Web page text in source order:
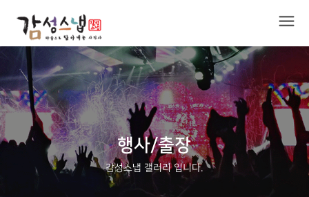
행사/출장
감성스냅 갤러리 입니다.